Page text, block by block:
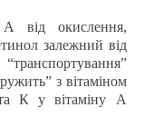
А від окислення,
залежний від
з вітаміном
К у вітаміну А